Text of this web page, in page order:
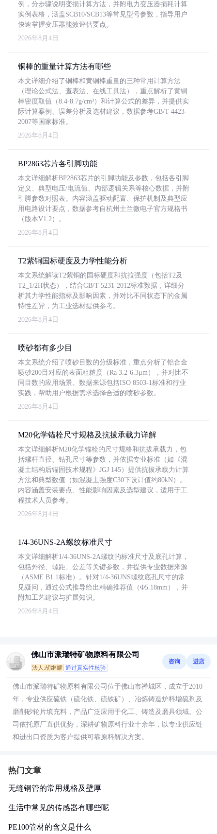
例，分步骤说明变损计算方法，并附电力变压器损耗计算
实例表格，涵盖SCB10/SCB13等常见型号参数，指导用户
快速掌握变压器能效评估要点。
2026年8月4日
铜棒的重量计算方法有哪些
本文详细介绍了铜棒和黄铜棒重量的三种常用计算方法
（理论公式法、查表法、在线工具法），重点解析了黄铜
棒密度取值（8.4-8.7g/cm³）和计算公式的差异，并提供实
际计算案例、误差分析及选材建议，数据参考GB/T 4423-
2007等国家标准。
2026年8月4日
BP2863芯片各引脚功能
本文详细解析BP2863芯片的引脚功能及参数，包括各引脚
定义、典型电压/电流值、内部逻辑关系等核心数据，并附
引脚参数对照表。内容涵盖驱动配置、保护机制及典型应
用电路设计要点，数据参考自杭州士兰微电子官方规格书
（版本V1.2）。
2026年8月4日
T2紫铜国标硬度及力学性能分析
本文系统解读T2紫铜的国标硬度和抗拉强度（包括T2及
T2_1/2H状态），结合GB/T 5231-2012标准数据，详细分
析其力学性能指标及影响因素，并对比不同状态下的金属
特性差异，为工业选材提供参考。
2026年8月4日
喷砂都有多少目
本文系统介绍了喷砂目数的分级标准，重点分析了铝合金
喷砂200目对应的表面粗糙度（Ra 3.2-6.3μm），并对比不
同目数的应用场景。数据来源包括ISO 8503-1标准和行业
实践，帮助用户根据需求选择合适的喷砂参数。
2026年8月4日
M20化学锚栓尺寸规格及抗拔承载力详解
本文详细解析M20化学锚栓的尺寸规格和抗拔承载力，包
括螺杆直径、钻孔尺寸等参数，并依据专业标准（如《混
凝土结构后锚固技术规程》JGJ 145）提供抗拔承载力计算
方法和典型数值（如混凝土强度C30下设计值约80kN）。
内容涵盖安装要点、性能影响因素及选型建议，适用于工
程技术人员参考。
2026年8月4日
1/4-36UNS-2A螺纹标准尺寸
本文详细解析1/4-36UNS-2A螺纹的标准尺寸及底孔计算，
包括外径、螺距、公差等关键参数，并提供专业数据来源
（ASME B1.1标准）。针对1/4-36UNS螺纹底孔尺寸的常
见疑问，通过公式推导给出精确推荐值（Φ5.18mm），并
附加工艺建议与扩展知识。
2026年8月4日
佛山市派瑞特矿物原料有限公司
法人:胡继耀 通过真实性核验
咨询 进店
佛山市派瑞特矿物原料有限公司位于佛山市禅城区，成立于2010
年，专业供应硫铁（硫化铁、硫铁矿）、冶炼铸造炉料增硫剂及
磨削砂轮片填充料，产品广泛应用于化工、铸造及磨具领域。公
司依托原厂直供优势，深耕矿物原料行业十余年，以专业供应链
和进出口资质为客户提供可靠原料解决方案。
热门文章
无缝钢管的常用规格及壁厚
生活中常见的传感器有哪些呢
PE100管材的含义是什么